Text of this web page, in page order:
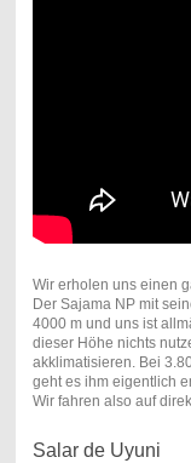
Wir erholen uns einen
Der Sajama NP mit
4000 m und uns ist
dieser Höhe nichts
akklimatisieren. Bei
geht es ihm eigentlich
Wir fahren also auf
Salar de Uyuni